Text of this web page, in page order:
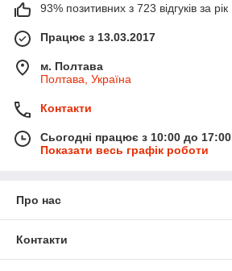
93% позитивних з 723 відгуків за рік
Працює з 13.03.2017
м. Полтава
Полтава, Україна
Контакти
Сьогодні працює з 10:00 до 17:00
Показати весь графік роботи
Про нас
Контакти